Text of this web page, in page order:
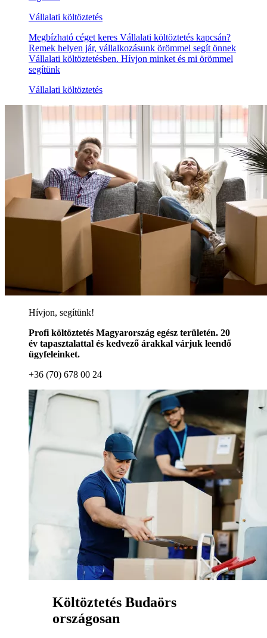
Vállalati költöztetés
Megbízható céget keres Vállalati költöztetés kapcsán?
Remek helyen jár, vállalkozásunk örömmel segít önnek
Vállalati költöztetésben. Hívjon minket és mi örömmel
segítünk
Vállalati költöztetés
Hívjon, segítünk!
Profi költöztetés Magyarország egész területén. 20
év tapasztalattal és kedvező árakkal várjuk leendő
ügyfeleinket.
+36 (70) 678 00 24
Költöztetés Budaörs
országosan